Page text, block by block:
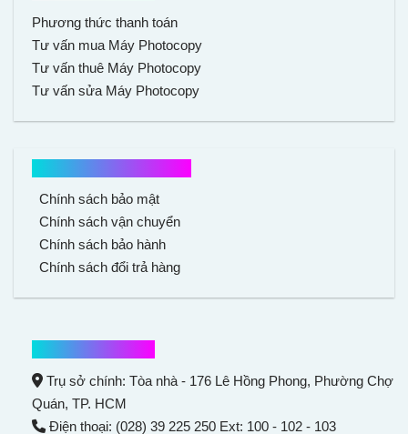
Phương thức thanh toán
Tư vấn mua Máy Photocopy
Tư vấn thuê Máy Photocopy
Tư vấn sửa Máy Photocopy
Chính sách bảo mật
Chính sách vận chuyển
Chính sách bảo hành
Chính sách đổi trả hàng
Trụ sở chính: Tòa nhà - 176 Lê Hồng Phong, Phường Chợ
Quán, TP. HCM
Điện thoại: (028) 39 225 250 Ext: 100 - 102 - 103